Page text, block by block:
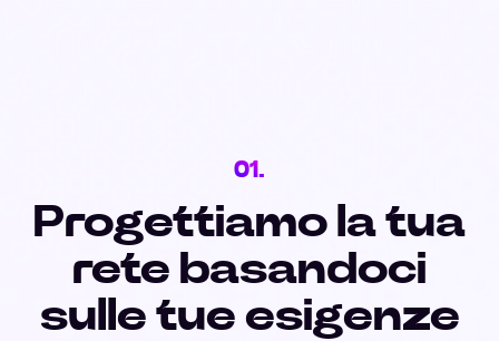
01.
Progettiamo la tua
rete basandoci
sulle tue esigenze